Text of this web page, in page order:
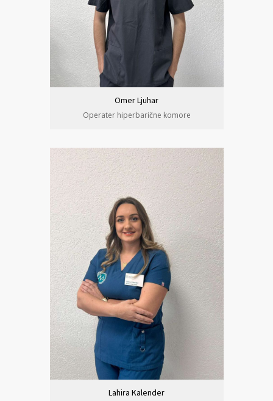
Omer Ljuhar
Operater hiperbarične komore
Lahira Kalender